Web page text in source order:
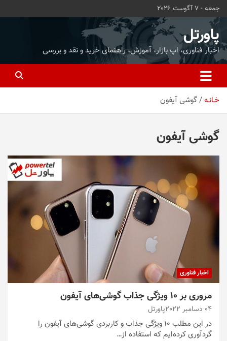
محتوا
بروید
جمعه - 7 آگوست 2026
پاورتل
اخبار فناوری، اپ بازار، آموزش، راهنمای خرید و نقد و بررسی
خـانـه گوشی آیفون
گوشی آیفون
اخبار فناوری
مروری بر 10 ویژگی جذاب گوشی‌های آیفون
04 دسامبر 2022 پاورتل
در این مطلب ۱۰ ویژگی جذاب و کاربردی گوشی‌های آیفون را
گردآوری کرده‌ایم که استفاده از…